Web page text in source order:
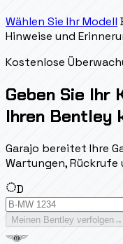
Wählen Sie Ihr Modell
Hinweise und
Kostenlose
Geben Sie Ihr
Ihren Bentley
Garajo bereitet Ihre
Wartungen,
D
Meinen Bentley verfolgen →